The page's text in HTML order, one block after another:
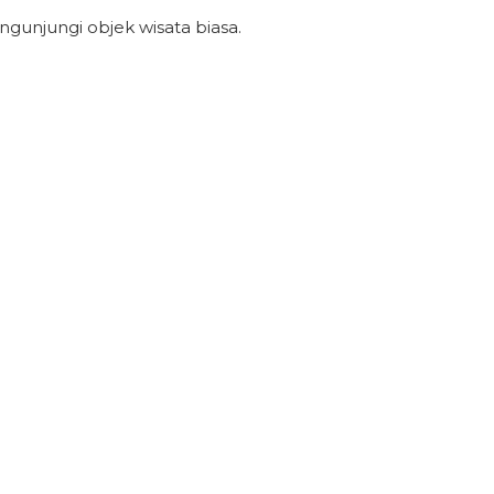
objek wisata biasa.